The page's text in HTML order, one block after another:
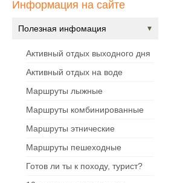
Информация на сайте
Полезная инфомация
Активный отдых выходного дня
Активный отдых на воде
Маршруты лыжные
Маршруты комбинированные
Маршруты этнические
Маршруты пешеходные
Готов ли ты к походу, турист?